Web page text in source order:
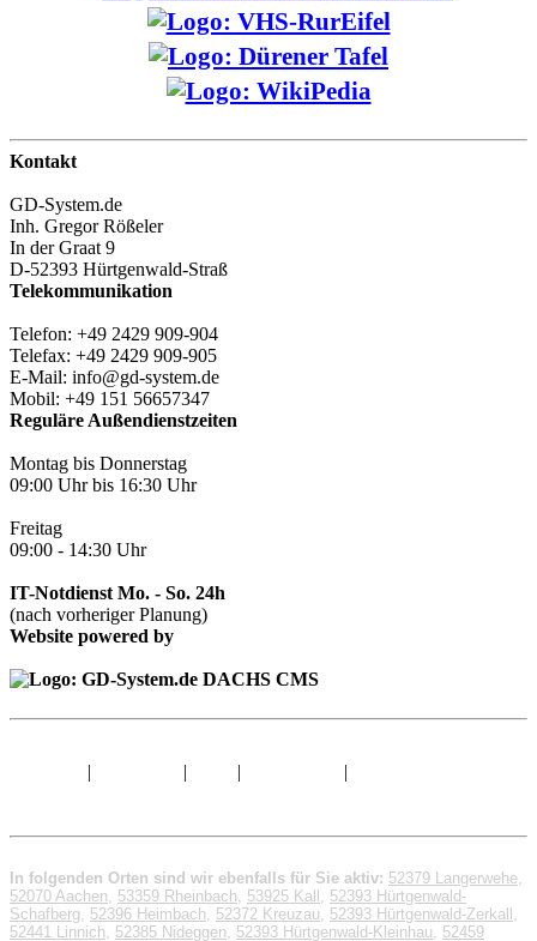
Kontakt
GD-System.de
Inh. Gregor Rößeler
In der Graat 9
D-52393 Hürtgenwald-Straß
Telekommunikation
Telefon: +49 2429 909-904
Telefax: +49 2429 909-905
E-Mail: info@gd-system.de
Mobil: +49 151 56657347
Reguläre Außendienstzeiten
Montag bis Donnerstag
09:00 Uhr bis 16:30 Uhr
Freitag
09:00 - 14:30 Uhr
IT-Notdienst Mo. - So. 24h
(nach vorheriger Planung)
Website powered by
| | | |
In folgenden Orten sind wir ebenfalls für Sie aktiv: 52379 Langerwehe
52070 Aachen
53359 Rheinbach 53925 Kall
52393 Hürtgenwald-
Schafberg
52396 Heimbach 52372 Kreuzau 52393 Hürtgenwald-Zerkall
52441 Linnich
52385 Nideggen 52393 Hürtgenwald-Kleinhau
52459